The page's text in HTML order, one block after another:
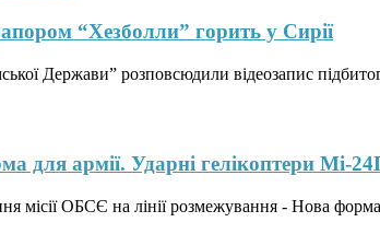
“Хезболли” горить у Сирії
Держави” розповсюдили відеозапис
для армії. Ударні гелікоптери Мі-
місії ОБСЄ на лінії розмежування - Нова